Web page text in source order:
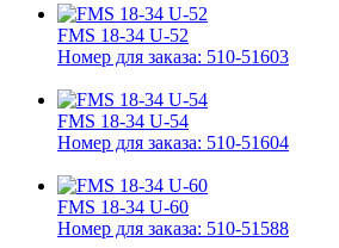
FMS 18-34 U-52
Номер для заказа: 510-51603
FMS 18-34 U-54
Номер для заказа: 510-51604
FMS 18-34 U-60
Номер для заказа: 510-51588